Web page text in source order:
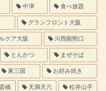
中津 食べ放題
グランフロント大阪
ルクア大阪 川西能勢口
とんかつ まぜそば
東三国 お好み焼き
橋 天満天六 松井山手